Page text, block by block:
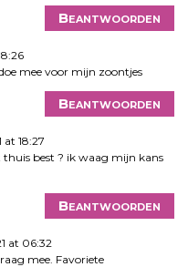
Beantwoorden
mee voor mijn zoontjes
Beantwoorden
at 18:27
thuis best ? ik waag mijn kans
Beantwoorden
at 06:32
mee. Favoriete